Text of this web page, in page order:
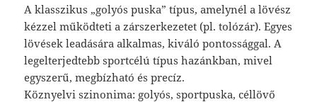
A klasszikus „golyós puska” típus, amelynél a lövész
kézzel működteti a zárszerkezetet (pl. tolózár). Egyes
lövések leadására alkalmas, kiváló pontossággal. A
legelterjedtebb sportcélú típus hazánkban, mivel
egyszerű, megbízható és precíz.
Köznyelvi szinonima: golyós, sportpuska, céllövő